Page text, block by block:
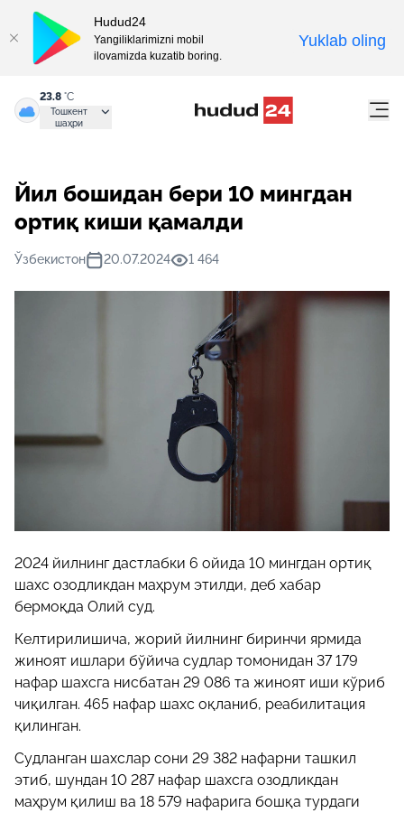
23.8 °C
Тошкент
шаҳри
Йил бошидан бери 10 мингдан
ортиқ киши қамалди
Ўзбекистон 20.07.2024 1 464
2024 йилнинг дастлабки 6 ойида 10 мингдан ортиқ
шахс озодликдан маҳрум этилди, деб хабар
бермоқда Олий суд.
Келтирилишича, жорий йилнинг биринчи ярмида
жиноят ишлари бўйича судлар томонидан 37 179
нафар шахсга нисбатан 29 086 та жиноят иши кўриб
чиқилган. 465 нафар шахс оқланиб, реабилитация
қилинган.
Судланган шахслар сони 29 382 нафарни ташкил
этиб, шундан 10 287 нафар шахсга озодликдан
маҳрум қилиш ва 18 579 нафарига бошқа турдаги
Hudud24
Yangiliklarimizni mobil
ilovamizda kuzatib boring.
Yuklab oling